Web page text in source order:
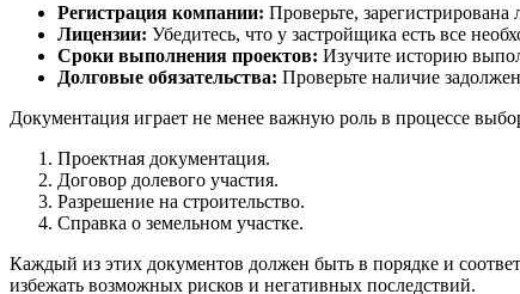
Регистрация компании: Проверьте, зарегистрирована
Лицензии: Убедитесь, что у застройщика есть все
Сроки выполнения проектов: Изучите историю
Долговые обязательства: Проверьте наличие
Документация играет не менее важную роль в процессе
Проектная документация.
Договор долевого участия.
Разрешение на строительство.
Справка о земельном участке.
Каждый из этих документов должен быть в порядке и
избежать возможных рисков и негативных последствий.